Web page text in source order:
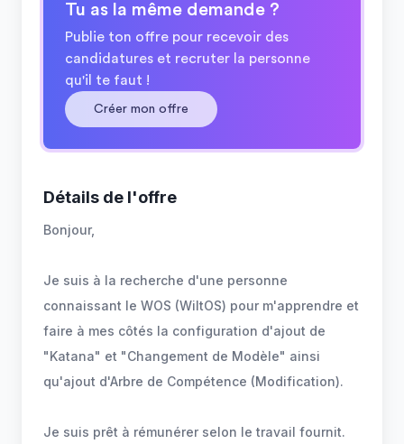
Tu as la même demande ?
Publie ton offre pour recevoir des
candidatures et recruter la personne
qu'il te faut !
Créer mon offre
Détails de l'offre
Bonjour,
Je suis à la recherche d'une personne
connaissant le WOS (WiltOS) pour m'apprendre et
faire à mes côtés la configuration d'ajout de
"Katana" et "Changement de Modèle" ainsi
qu'ajout d'Arbre de Compétence (Modification).
Je suis prêt à rémunérer selon le travail fournit.